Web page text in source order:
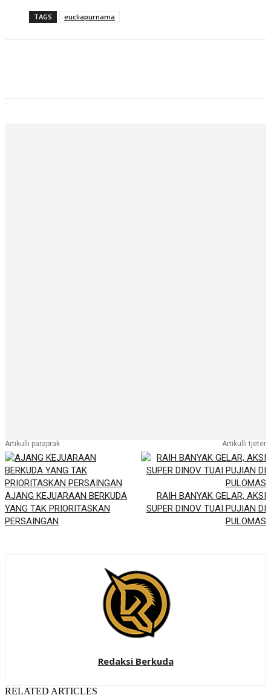
TAGS eucliapurnama
Artikulli paraprak
AJANG KEJUARAAN BERKUDA
YANG TAK PRIORITASKAN
PERSAINGAN
Artikulli tjetër
RAIH BANYAK GELAR, AKSI
SUPER DINOV TUAI PUJIAN DI
PULOMAS
Redaksi Berkuda
RELATED ARTICLES